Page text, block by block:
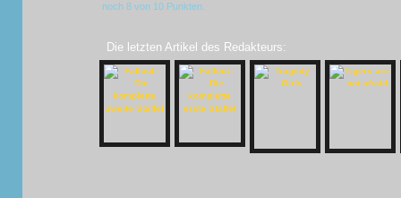
noch 8 von 10 Punkten.
Die letzten Artikel des Redakteurs: